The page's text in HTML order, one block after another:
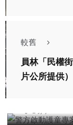
較舊
員林「民權
片公所提供）
社會
2 分享